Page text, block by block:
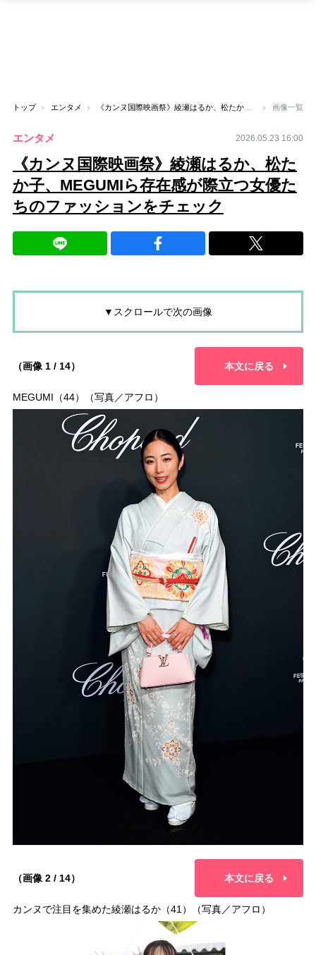
トップ エンタメ 《カンヌ国際映画祭》綾瀬はるか、松たか子、MEGUMIら存在感が際立つ女優たちのファッションをチェック 画像一覧
エンタメ 2026.05.23 16:00
《カンヌ国際映画祭》綾瀬はるか、松た
か子、MEGUMIら存在感が際立つ女優た
ちのファッションをチェック
▼スクロールで次の画像
（画像 1 / 14） 本文に戻る
MEGUMI（44）（写真／アフロ）
（画像 2 / 14） 本文に戻る
カンヌで注目を集めた綾瀬はるか（41）（写真／アフロ）